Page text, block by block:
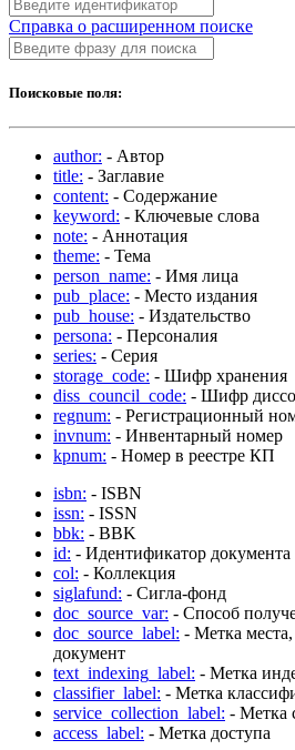
Справка о расширенном поиске
Поисковые поля:
author: - Автор
title: - Заглавие
content: - Содержание
keyword: - Ключевые слова
note: - Аннотация
theme: - Тема
person_name: - Имя лица
pub_place: - Место издания
pub_house: - Издательство
persona: - Персоналия
series: - Серия
storage_code: - Шифр хранения
diss_council_code: - Шифр
regnum: - Регистрационный
invnum: - Инвентарный номер
kpnum: - Номер в реестре КП
isbn: - ISBN
issn: - ISSN
bbk: - BBK
id: - Идентификатор документа
col: - Коллекция
siglafund: - Сигла-фонд
doc_source_var: - Способ
doc_source_label: - Метка
документ
text_indexing_label: - Метка
classifier_label: - Метка
service_collection_label: - Метка
access_label: - Метка доступа